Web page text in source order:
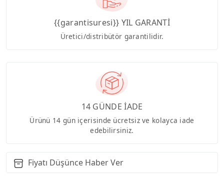
{{garantisuresi}} YIL GARANTİ
Üretici/distribütör garantilidir.
14 GÜNDE İADE
Ürünü 14 gün içerisinde ücretsiz ve kolayca iade
edebilirsiniz.
Fiyatı Düşünce Haber Ver